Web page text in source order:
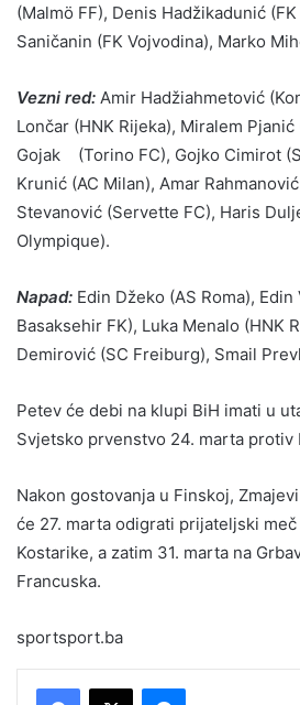
(Malmö FF), Denis Hadžikadunić
Saničanin (FK Vojvodina), Marko
Vezni red: Amir Hadžiahmetović
Lončar (HNK Rijeka), Miralem
Gojak (Torino FC), Gojko Cimirot
Krunić (AC Milan), Amar
Stevanović (Servette FC), Haris
Olympique).
Napad: Edin Džeko (AS Roma),
Basaksehir FK), Luka Menalo (HNK
Demirović (SC Freiburg), Smail
Petev će debi na klupi BiH imati u
Svjetsko prvenstvo 24. marta protiv
Nakon gostovanja u Finskoj,
će 27. marta odigrati prijateljski
Kostarike, a zatim 31. marta na
Francuska.
sportsport.ba